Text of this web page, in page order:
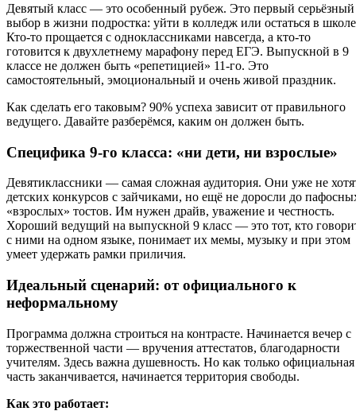
Девятый класс — это особенный рубеж. Это первый серьёзный
выбор в жизни подростка: уйти в колледж или остаться в
Кто-то прощается с одноклассниками навсегда, а кто-то
готовится к двухлетнему марафону перед ЕГЭ. Выпускной в 9
классе не должен быть «репетицией» 11-го. Это
самостоятельный, эмоциональный и очень живой праздник.
Как сделать его таковым? 90% успеха зависит от правильного
ведущего. Давайте разберёмся, каким он должен быть.
Специфика 9-го класса: «ни дети, ни взрослые»
Девятиклассники — самая сложная аудитория. Они уже не
детских конкурсов с зайчиками, но ещё не доросли до
«взрослых» тостов. Им нужен драйв, уважение и честность.
Хороший ведущий на выпускной 9 класс — это тот, кто
с ними на одном языке, понимает их мемы, музыку и при этом
умеет удержать рамки приличия.
Идеальный сценарий: от официального к
неформальному
Программа должна строиться на контрасте. Начинается вечер с
торжественной части — вручения аттестатов, благодарности
учителям. Здесь важна душевность. Но как только официальная
часть заканчивается, начинается территория свободы.
Как это работает: